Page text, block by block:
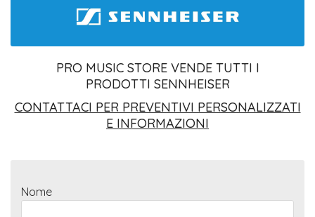
PRO MUSIC STORE VENDE TUTTI I
PRODOTTI SENNHEISER
CONTATTACI PER PREVENTIVI PERSONALIZZATI
E INFORMAZIONI
Nome